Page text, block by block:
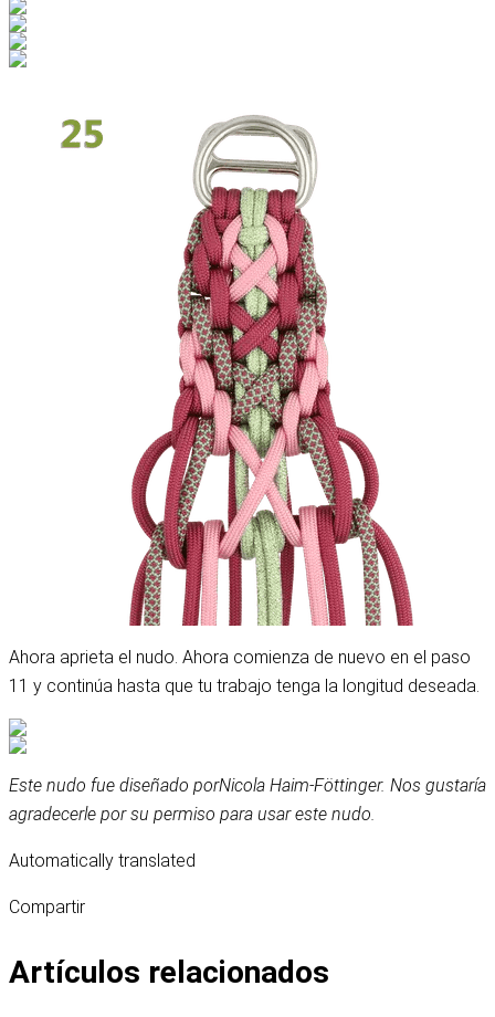
Ahora aprieta el nudo. Ahora comienza de nuevo en el paso
11 y continúa hasta que tu trabajo tenga la longitud deseada.
Este nudo fue diseñado porNicola Haim-Föttinger. Nos gustaría
agradecerle por su permiso para usar este nudo.
Automatically translated
Compartir
Artículos relacionados